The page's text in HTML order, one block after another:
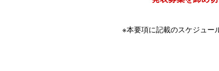
※本要項に記載のスケジュー